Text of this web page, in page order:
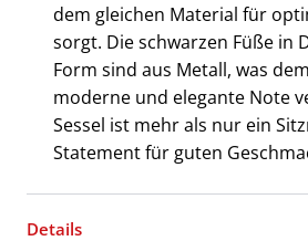
dem gleichen Material für
sorgt. Die schwarzen Füße in
Form sind aus Metall, was
moderne und elegante Note
Sessel ist mehr als nur ein
Statement für guten
Details